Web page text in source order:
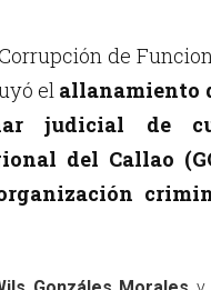
de
el allanamiento
judicial de
del Callao